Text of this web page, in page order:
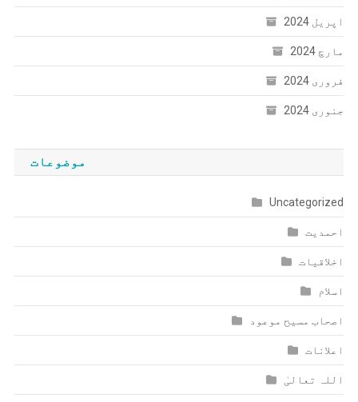
اپریل 2024
مارچ 2024
فروری 2024
جنوری 2024
موضوعات
Uncategorized
احمدیت
اخلاقیات
اسلام
اصحاب مسیح موعود
اعلانات
اللہ تعالیٰ